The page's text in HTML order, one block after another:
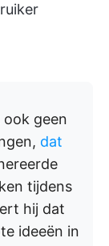
ook geen
dat
tijdens
hij dat
ideeën in